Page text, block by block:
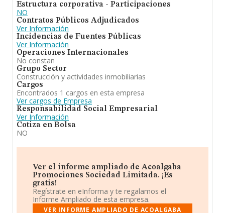
Estructura corporativa - Participaciones
NO
Contratos Públicos Adjudicados
Ver Información
Incidencias de Fuentes Públicas
Ver Información
Operaciones Internacionales
No constan
Grupo Sector
Construcción y actividades inmobiliarias
Cargos
Encontrados 1 cargos en esta empresa
Ver cargos de Empresa
Responsabilidad Social Empresarial
Ver Información
Cotiza en Bolsa
NO
Ver el informe ampliado de Acoalgaba
Promociones Sociedad Limitada. ¡Es
gratis!
Regístrate en eInforma y te regalamos el
Informe Ampliado de esta empresa.
VER INFORME AMPLIADO DE ACOALGABA